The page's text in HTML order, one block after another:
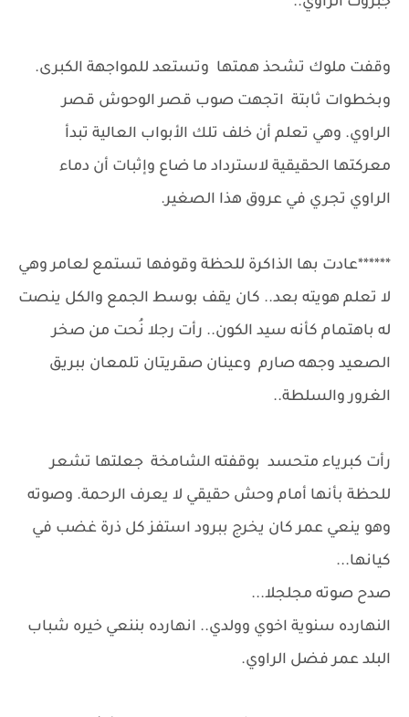
وقفت ملوك تشحذ همتها وتستعد للمواجهة الكبرى.
وبخطوات ثابتة اتجهت صوب قصر الوحوش قصر
الراوي. وهي تعلم أن خلف تلك الأبواب العالية تبدأ
معركتها الحقيقية لاسترداد ما ضاع وإثبات أن دماء
الراوي تجري في عروق هذا الصغير.
******عادت بها الذاكرة للحظة وقوفها تستمع لعامر وهي
لا تعلم هويته بعد.. كان يقف بوسط الجمع والكل ينصت
له باهتمام كأنه سيد الكون.. رأت رجلا نُحت من صخر
الصعيد وجهه صارم وعينان صقريتان تلمعان ببريق
الغرور والسلطة..
رأت كبرياء متحسد بوقفته الشامخة جعلتها تشعر
للحظة بأنها أمام وحش حقيقي لا يعرف الرحمة. وصوته
وهو ينعي عمر كان يخرج ببرود استفز كل ذرة غضب في
كيانها...
صدح صوته مجلجلا...
النهارده سنوية اخوي وولدي.. انهارده بننعي خيره شباب
البلد عمر فضل الراوي.